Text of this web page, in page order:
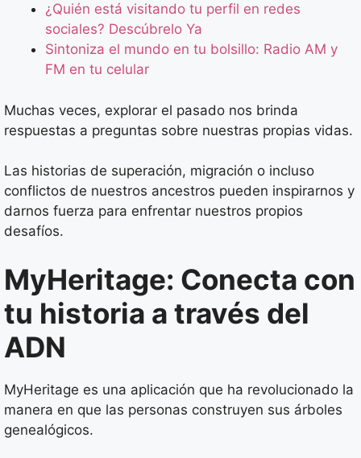
¿Quién está visitando tu perfil en redes
sociales? Descúbrelo Ya
Sintoniza el mundo en tu bolsillo: Radio AM y
FM en tu celular
Muchas veces, explorar el pasado nos brinda
respuestas a preguntas sobre nuestras propias vidas.
Las historias de superación, migración o incluso
conflictos de nuestros ancestros pueden inspirarnos y
darnos fuerza para enfrentar nuestros propios
desafíos.
MyHeritage: Conecta con
tu historia a través del
ADN
MyHeritage es una aplicación que ha revolucionado la
manera en que las personas construyen sus árboles
genealógicos.